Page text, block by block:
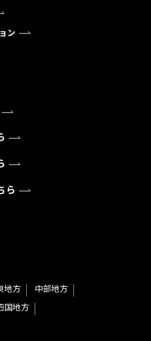
ン
ら
地方
中部地方
国地方